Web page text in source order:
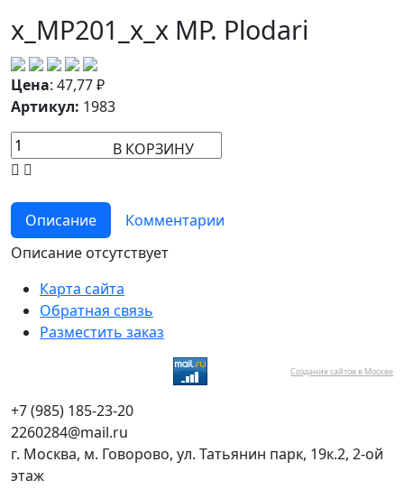
x_MP201_x_x MP. Plodari
Цена: 47,77₽
Артикул: 1983
В КОРЗИНУ
Описание
Комментарии
Описание отсутствует
Карта сайта
Обратная связь
Разместить заказ
Создание сайтов в Москве
+7 (985) 185-23-20
2260284@mail.ru
г. Москва, м. Говорово, ул. Татьянин парк, 19к.2, 2-ой
этаж